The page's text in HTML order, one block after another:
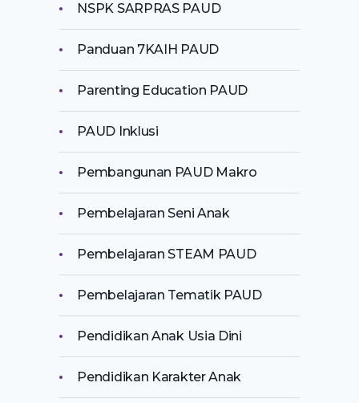
NSPK SARPRAS PAUD
Panduan 7KAIH PAUD
Parenting Education PAUD
PAUD Inklusi
Pembangunan PAUD Makro
Pembelajaran Seni Anak
Pembelajaran STEAM PAUD
Pembelajaran Tematik PAUD
Pendidikan Anak Usia Dini
Pendidikan Karakter Anak